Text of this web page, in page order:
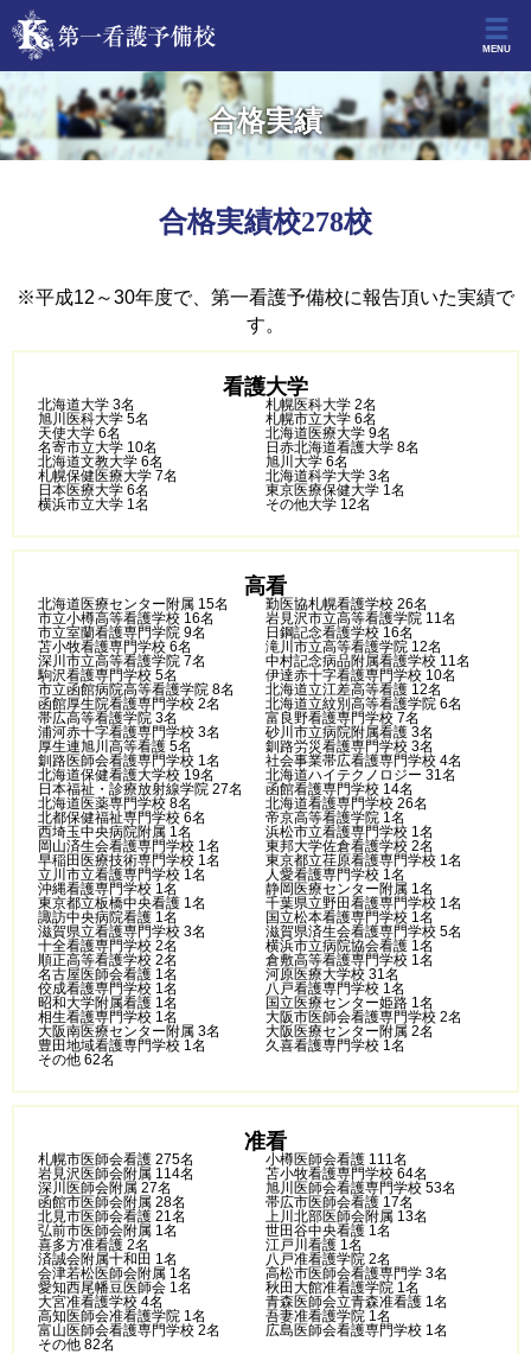
MENU
合格実績
合格実績校278校
※平成12～30年度で、第一看護予備校に報告頂いた実績で
す。
看護大学
北海道大学 3名
札幌医科大学 2名
旭川医科大学 5名
札幌市立大学 6名
天使大学 6名
北海道医療大学 9名
名寄市立大学 10名
日赤北海道看護大学 8名
北海道文教大学 6名
旭川大学 6名
札幌保健医療大学 7名
北海道科学大学 3名
日本医療大学 6名
東京医療保健大学 1名
横浜市立大学 1名
その他大学 12名
高看
北海道医療センター附属 15名
勤医協札幌看護学校 26名
市立小樽高等看護学校 16名
岩見沢市立高等看護学院 11名
市立室蘭看護専門学院 9名
日鋼記念看護学校 16名
苫小牧看護専門学校 6名
滝川市立高等看護学院 12名
深川市立高等看護学院 7名
中村記念病品附属看護学校 11名
駒沢看護専門学校 5名
伊達赤十字看護専門学校 10名
市立函館病院高等看護学院 8名
北海道立江差高等看護 12名
函館厚生院看護専門学校 2名
北海道立紋別高等看護学院 6名
帯広高等看護学院 3名
富良野看護専門学校 7名
浦河赤十字看護専門学校 3名
砂川市立病院附属看護 3名
厚生連旭川高等看護 5名
釧路労災看護専門学校 3名
釧路医師会看護専門学校 1名
社会事業帯広看護専門学校 4名
北海道保健看護大学校 19名
北海道ハイテクノロジー 31名
日本福祉・診療放射線学院 27名
函館看護専門学校 14名
北海道医薬専門学校 8名
北海道看護専門学校 26名
北都保健福祉専門学校 6名
帝京高等看護学院 1名
西埼玉中央病院附属 1名
浜松市立看護専門学校 1名
岡山済生会看護専門学校 1名
東邦大学佐倉看護学校 2名
早稲田医療技術専門学校 1名
東京都立荏原看護専門学校 1名
立川市立看護専門学校 1名
人愛看護専門学校 1名
沖縄看護専門学校 1名
静岡医療センター附属 1名
東京都立板橋中央看護 1名
千葉県立野田看護専門学校 1名
諏訪中央病院看護 1名
国立松本看護専門学校 1名
滋賀県立看護専門学校 3名
滋賀県済生会看護専門学校 5名
十全看護専門学校 2名
横浜市立病院協会看護 1名
順正高等看護学校 2名
倉敷高等看護専門学校 1名
名古屋医師会看護 1名
河原医療大学校 31名
佼成看護専門学校 1名
八戸看護専門学校 1名
昭和大学附属看護 1名
国立医療センター姫路 1名
相生看護専門学校 1名
大阪市医師会看護専門学校 2名
大阪南医療センター附属 3名
大阪医療センター附属 2名
豊田地域看護専門学校 1名
久喜看護専門学校 1名
その他 62名
准看
札幌市医師会看護 275名
小樽医師会看護 111名
岩見沢医師会附属 114名
苫小牧看護専門学校 64名
深川医師会附属 27名
旭川医師会看護専門学校 53名
函館市医師会附属 28名
帯広市医師会看護 17名
北見市医師会看護 21名
上川北部医師会附属 13名
弘前市医師会附属 1名
世田谷中央看護 1名
喜多方准看護 2名
江戸川看護 1名
済誠会附属十和田 1名
八戸准看護学院 2名
会津若松医師会附属 1名
高松市医師会看護専門学 3名
愛知西尾幡豆医師会 1名
秋田大館准看護学院 1名
大宮准看護学校 4名
青森医師会立青森准看護 1名
高知医師会准看護学院 1名
吾妻准看護学院 1名
富山医師会看護専門学校 2名
広島医師会看護専門学校 1名
その他 82名